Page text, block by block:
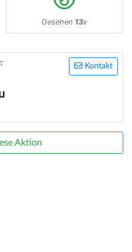
Gesehen 13x
Kontakt
Aktion